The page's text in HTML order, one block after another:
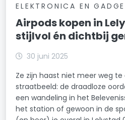
ELEKTRONICA EN
Airpods kopen in
stijlvol én dichtbij
30 juni 2025
Ze zijn haast niet meer weg
straatbeeld: de draadloze
een wandeling in het
het station of gewoon in de